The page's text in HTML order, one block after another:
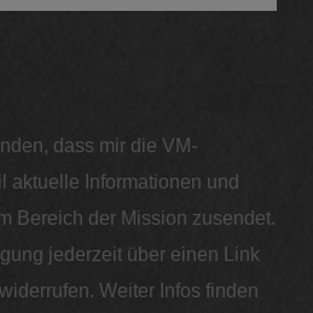
dass mir die VM-
aktuelle Informationen und
Bereich der Mission zusendet.
jederzeit über einen Link
Weiter Infos finden